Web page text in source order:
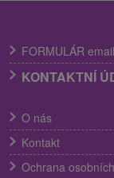
FORMULÁR
KONTAKTNÍ
O nás
Kontakt
Ochrana